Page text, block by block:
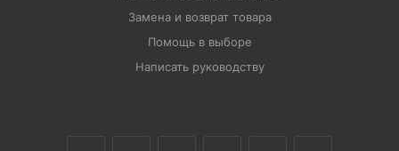
Замена и возврат товара
Помощь в выборе
Написать руководству